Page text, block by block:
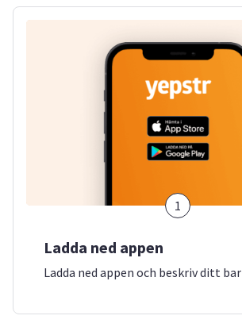
1
Ladda ned appen
Ladda ned appen och beskriv ditt